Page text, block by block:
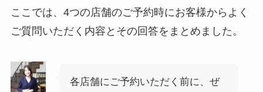
ここでは、4つの店舗のご予約時にお客様からよく
ご質問いただく内容とその回答をまとめました。
各店舗にご予約いただく前に、ぜ